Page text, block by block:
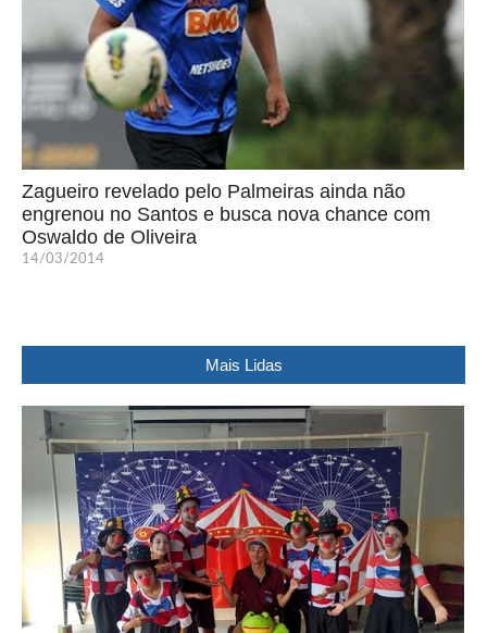
Zagueiro revelado pelo Palmeiras ainda não
engrenou no Santos e busca nova chance com
Oswaldo de Oliveira
14/03/2014
Mais Lidas